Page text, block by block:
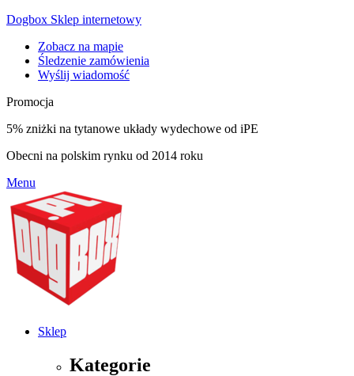
Dogbox Sklep internetowy
Zobacz na mapie
Śledzenie zamówienia
Wyślij wiadomość
Promocja
5% zniżki na tytanowe układy wydechowe od iPE
Obecni na polskim rynku od 2014 roku
Menu
Sklep
Kategorie